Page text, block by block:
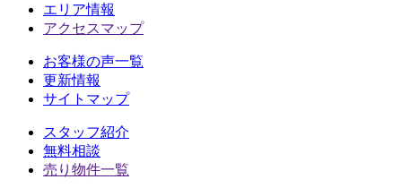
エリア情報
アクセスマップ
お客様の声一覧
更新情報
サイトマップ
スタッフ紹介
無料相談
売り物件一覧